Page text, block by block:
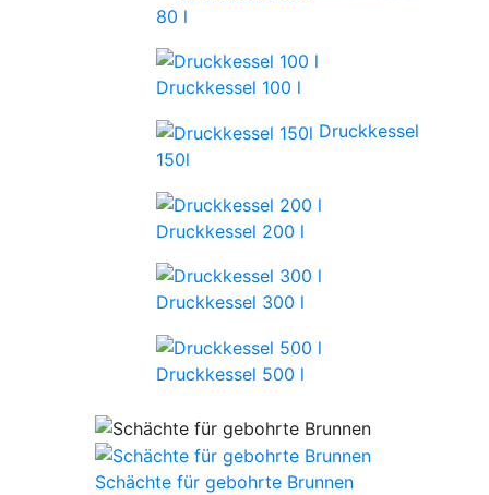
80 l
Druckkessel 100 l
Druckkessel
150l
Druckkessel 200 l
Druckkessel 300 l
Druckkessel 500 l
Schächte für gebohrte Brunnen